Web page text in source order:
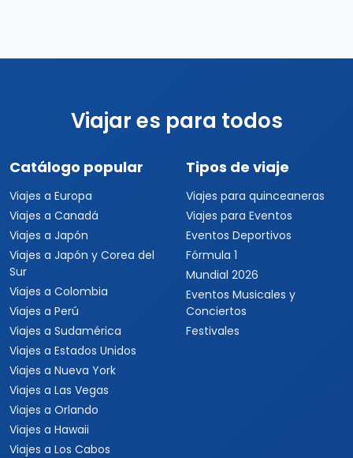
Viajar es para todos
Catálogo popular
Viajes a Europa
Viajes a Canadá
Viajes a Japón
Viajes a Japón y Corea del
Sur
Viajes a Colombia
Viajes a Perú
Viajes a Sudamérica
Viajes a Estados Unidos
Viajes a Nueva York
Viajes a Las Vegas
Viajes a Orlando
Viajes a Hawaii
Viajes a Los Cabos
Tipos de viaje
Viajes para quinceaneras
Viajes para Eventos
Eventos Deportivos
Fórmula 1
Mundial 2026
Eventos Musicales y
Conciertos
Festivales